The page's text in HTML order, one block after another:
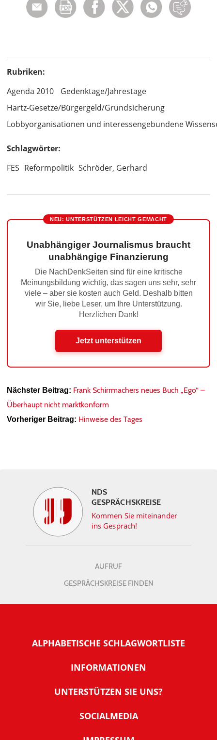
Rubriken:
Agenda 2010
Gedenktage/Jahrestage
Hartz-Gesetze/Bürgergeld/Grundsicherung
Lobbyorganisationen und interessengebundene
Schlagwörter:
FES Reformpolitik Schröder, Gerhard
NEU: UNTERSTÜTZEN LEICHT GEMACHT
Unabhängiger Journalismus braucht
unabhängige Finanzierung
Die NachDenkSeiten sind für eine kritische
Meinungsbildung wichtig, das sagen uns sehr, sehr
viele – aber sie kosten auch Geld. Deshalb bitten
wir Sie, liebe Leser, um Ihre Unterstützung.
Herzlichen Dank!
Jetzt unterstützen
Nächster Beitrag: Frank Schirrmachers neues Buch „Ego“ –
Überhaupt nicht marktkonform
Vorheriger Beitrag: Hinweise des Tages
NDS
GESPRÄCHSKREISE
Kommen Sie miteinander
ins Gespräch!
AUFRUF
GESPRÄCHSKREISE FINDEN
ALPHABETISCHE SCHLAGWORTLISTE
INFORMATIONEN
Warum NachDenkSeiten
Tipps zur Nutzung der NachDenkSeiten
Banner und E-Mail-Signaturen
UNTERSTÜTZEN SIE UNS?
SOCIALMEDIA